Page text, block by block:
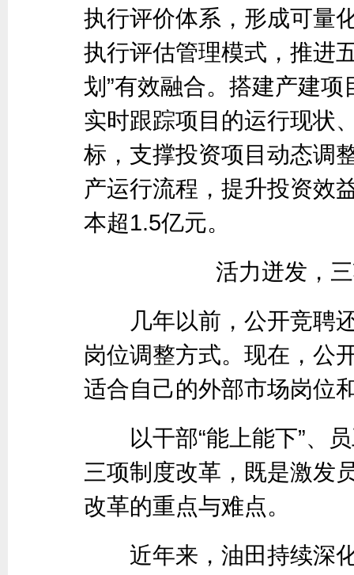
执行评价体系，形成可量
执行评估管理模式，推进
划”有效融合。搭建产建
实时跟踪项目的运行现状
标，支撑投资项目动态调
产运行流程，提升投资效
本超1.5亿元。
活力迸发，
几年以前，公开竞聘还
岗位调整方式。现在，公
适合自己的外部市场岗位
以干部“能上能下”、员
三项制度改革，既是激发
改革的重点与难点。
近年来，油田持续深化